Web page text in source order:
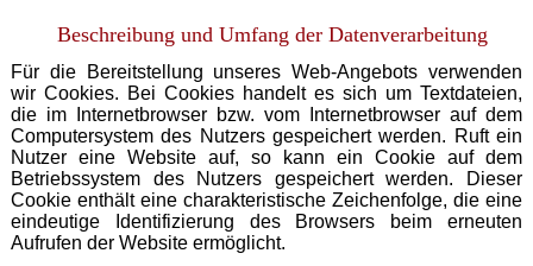
Beschreibung und Umfang der Datenverarbeitung
Für die Bereitstellung unseres Web-Angebots verwenden
wir Cookies. Bei Cookies handelt es sich um Textdateien,
die im Internetbrowser bzw. vom Internetbrowser auf dem
Computersystem des Nutzers gespeichert werden. Ruft ein
Nutzer eine Website auf, so kann ein Cookie auf dem
Betriebssystem des Nutzers gespeichert werden. Dieser
Cookie enthält eine charakteristische Zeichenfolge, die eine
eindeutige Identifizierung des Browsers beim erneuten
Aufrufen der Website ermöglicht.